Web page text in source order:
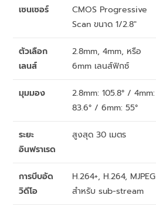
เซนเซอร์
CMOS Progressive
Scan ขนาด 1/2.8″
ตัวเลือก
เลนส์
2.8mm, 4mm, หรือ
6mm เลนส์ฟิกซ์
มุมมอง
2.8mm: 105.8° / 4mm:
83.6° / 6mm: 55°
ระยะ
อินฟราเรด
สูงสุด 30 เมตร
การบีบอัด
วิดีโอ
H.264+, H.264, MJPEG
สำหรับ sub-stream